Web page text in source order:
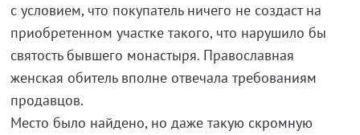
с условием, что покупатель ничего не создаст на
приобретенном участке такого, что нарушило бы
святость бывшего монастыря. Православная
женская обитель вполне отвечала требованиям
продавцов.
Место было найдено, но даже такую скромную